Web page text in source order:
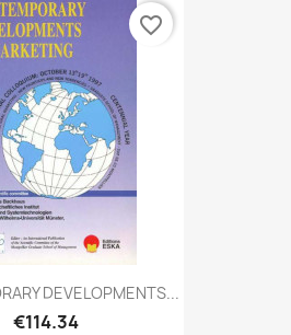
DEVELOPMENTS...
€114.34
favorite_border